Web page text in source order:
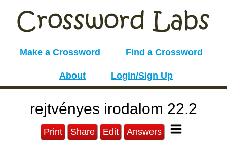
Make a Crossword Find a Crossword
About Login/Sign Up
rejtvényes irodalom 22.2
Print Share Edit Answers